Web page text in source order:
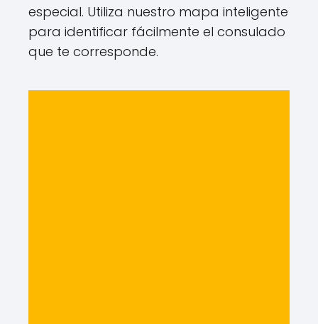
especial. Utiliza nuestro mapa inteligente
para identificar fácilmente el consulado
que te corresponde.